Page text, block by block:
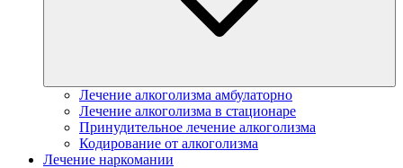
Лечение алкоголизма амбулаторно
Лечение алкоголизма в стационаре
Принудительное лечение алкоголизма
Кодирование от алкоголизма
Лечение наркомании